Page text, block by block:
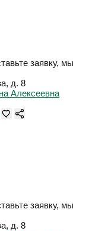
заявку, мы
д. 8
заявку, мы
д. 8